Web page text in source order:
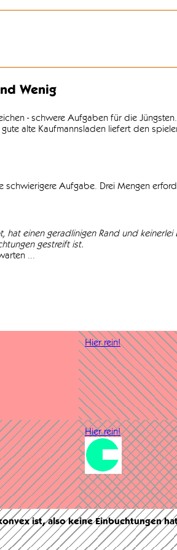
Wenig
- schwere Aufgaben für die
alte Kaufmannsladen liefert den
schwierigere Aufgabe. Drei Mengen
hat einen geradlinigen Rand und
gestreift ist.
...
Hier rein!
Hier rein!
ist, also keine Einbuchtungen